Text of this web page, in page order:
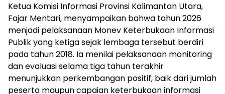
Ketua Komisi Informasi Provinsi Kalimantan Utara,
Fajar Mentari, menyampaikan bahwa tahun 2026
menjadi pelaksanaan Monev Keterbukaan Informasi
Publik yang ketiga sejak lembaga tersebut berdiri
pada tahun 2018. Ia menilai pelaksanaan monitoring
dan evaluasi selama tiga tahun terakhir
menunjukkan perkembangan positif, baik dari jumlah
peserta maupun capaian keterbukaan informasi